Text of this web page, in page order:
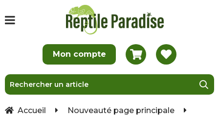
Accueil
Nouveauté page principale